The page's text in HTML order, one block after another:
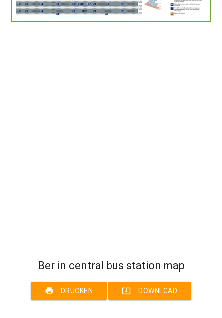
Berlin central bus station map
print DRUCKEN system_update_alt DOWNLOAD